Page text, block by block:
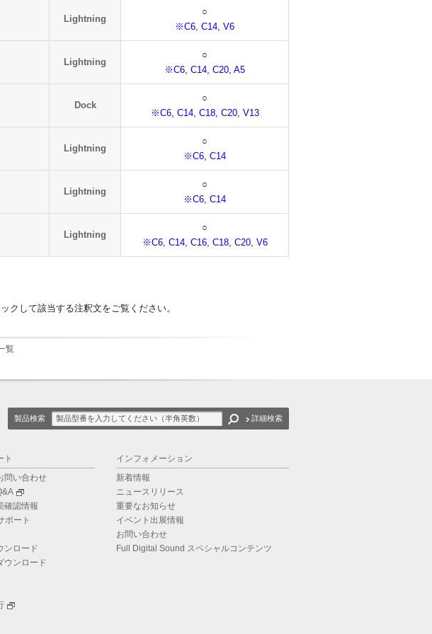
Lightning
○
※C6, C14, V6
Lightning
○
※C6, C14, C20, A5
Dock
○
※C6, C14, C18, C20, V13
Lightning
○
※C6, C14
Lightning
○
※C6, C14
Lightning
○
※C6, C14, C16, C18, C20, V6
して該当する注釈文をご覧ください。
覧
製品検索 詳細検索
ト
問い合わせ
確認情報
ポート
ンロード
ウンロード
インフォメーション
新着情報
ニュースリリース
重要なお知らせ
イベント出展情報
お問い合わせ
Full Digital Sound スペシャルコンテンツ